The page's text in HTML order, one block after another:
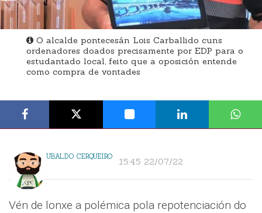
O alcalde pontecesán Lois Carballido cuns
ordenadores doados precisamente por EDP para o
estudantado local, feito que a oposición entende
como compra de vontades
UBALDO CERQUEIRO 15:45 22/07/22
Vén de lonxe a polémica pola repotenciación do